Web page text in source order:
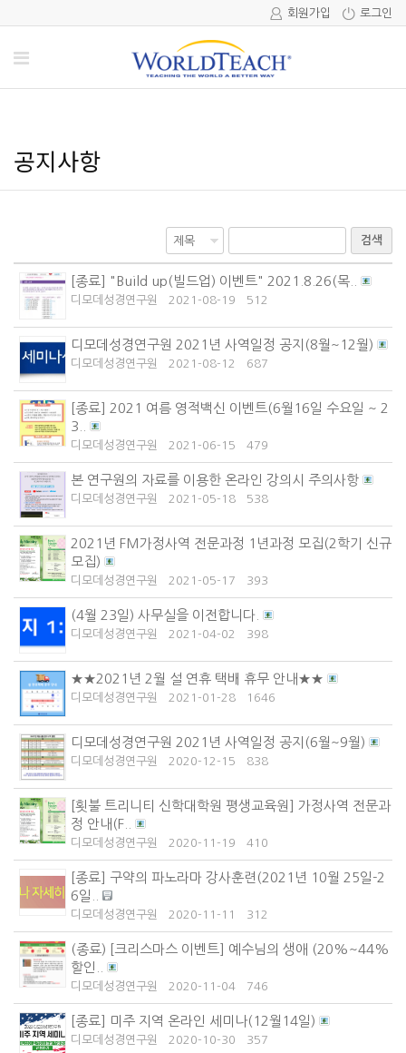
로그인
회원가입
공지사항
검색
[종료] "Build up(빌드업) 이벤트" 2021.8.26(목..
디모데성경연구원 2021-08-19 512
디모데성경연구원 2021년 사역일정 공지(8월~12월)
디모데성경연구원 2021-08-12 687
[종료] 2021 여름 영적백신 이벤트(6월16일 수요일 ~ 2
3..
디모데성경연구원 2021-06-15 479
본 연구원의 자료를 이용한 온라인 강의시 주의사항
디모데성경연구원 2021-05-18 538
2021년 FM가정사역 전문과정 1년과정 모집(2학기 신규
모집)
디모데성경연구원 2021-05-17 393
(4월 23일) 사무실을 이전합니다.
디모데성경연구원 2021-04-02 398
★★2021년 2월 설 연휴 택배 휴무 안내★★
디모데성경연구원 2021-01-28 1646
디모데성경연구원 2021년 사역일정 공지(6월~9월)
디모데성경연구원 2020-12-15 838
[횟불 트리니티 신학대학원 평생교육원] 가정사역 전문과
정 안내(F..
디모데성경연구원 2020-11-19 410
[종료] 구약의 파노라마 강사훈련(2021년 10월 25일-2
6일..
디모데성경연구원 2020-11-11 312
(종료) [크리스마스 이벤트] 예수님의 생애 (20%~44%
할인..
디모데성경연구원 2020-11-04 746
[종료] 미주 지역 온라인 세미나(12월14일)
디모데성경연구원 2020-10-30 357